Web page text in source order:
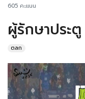
605 คะแนน
ผู้รักษาประตู
ตลก